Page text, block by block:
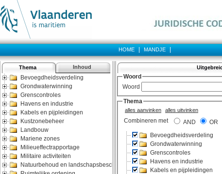
HOME | MANDJE |
Thema Inhoud
Bevoegdheidsverdeling
Grondwaterwinning
Grenscontroles
Havens en industrie
Kabels en pijpleidingen
Kustzonebeheer
Landbouw
Mariene zones
Milieueffectrapportage
Militaire activiteiten
Natuurbehoud en landschapsbescherming